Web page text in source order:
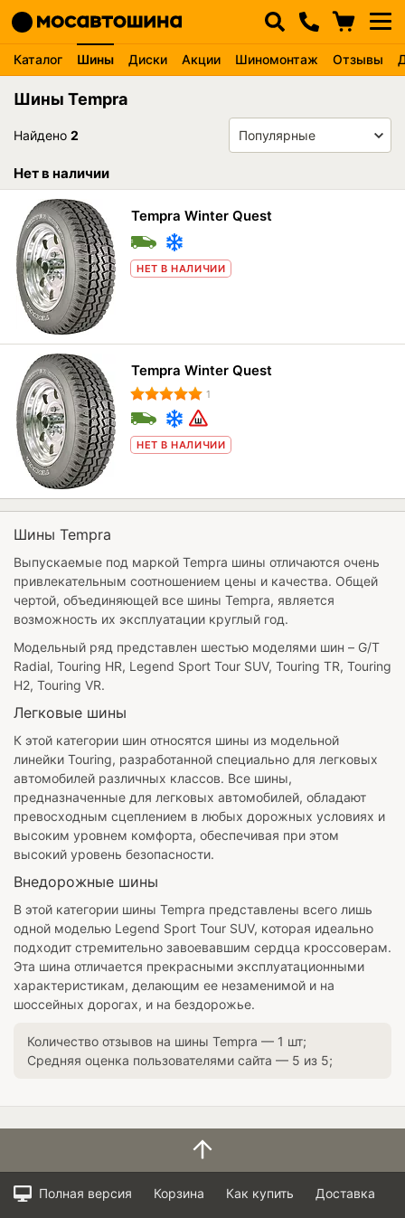
Каталог Шины Диски Акции Шиномонтаж Отзывы
Шины Tempra
Найдено 2
Нет в наличии
Tempra Winter Quest
НЕТ В НАЛИЧИИ
Tempra Winter Quest
1
НЕТ В НАЛИЧИИ
Шины Tempra
Выпускаемые под маркой Tempra шины отличаются очень
привлекательным соотношением цены и качества. Общей
чертой, объединяющей все шины Tempra, является
возможность их эксплуатации круглый год.
Модельный ряд представлен шестью моделями шин – G/T
Radial, Touring HR, Legend Sport Tour SUV, Touring TR, Touring
H2, Touring VR.
Легковые шины
К этой категории шин относятся шины из модельной
линейки Touring, разработанной специально для легковых
автомобилей различных классов. Все шины,
предназначенные для легковых автомобилей, обладают
превосходным сцеплением в любых дорожных условиях и
высоким уровнем комфорта, обеспечивая при этом
высокий уровень безопасности.
Внедорожные шины
В этой категории шины Tempra представлены всего лишь
одной моделью Legend Sport Tour SUV, которая идеально
подходит стремительно завоевавшим сердца кроссоверам.
Эта шина отличается прекрасными эксплуатационными
характеристикам, делающим ее незаменимой и на
шоссейных дорогах, и на бездорожье.
Количество отзывов на шины Tempra — 1 шт;
Средняя оценка пользователями сайта — 5 из 5;
Полная версия Корзина Как купить Доставка